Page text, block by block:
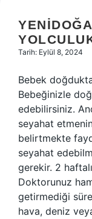
Tarih: Eylül 8, 2024
Bebek
Bebeğinizle
edebilirsiniz.
seyahat
belirtmekte
seyahat
gerekir. 2
Doktorunuz
getirmediği
hava, deniz